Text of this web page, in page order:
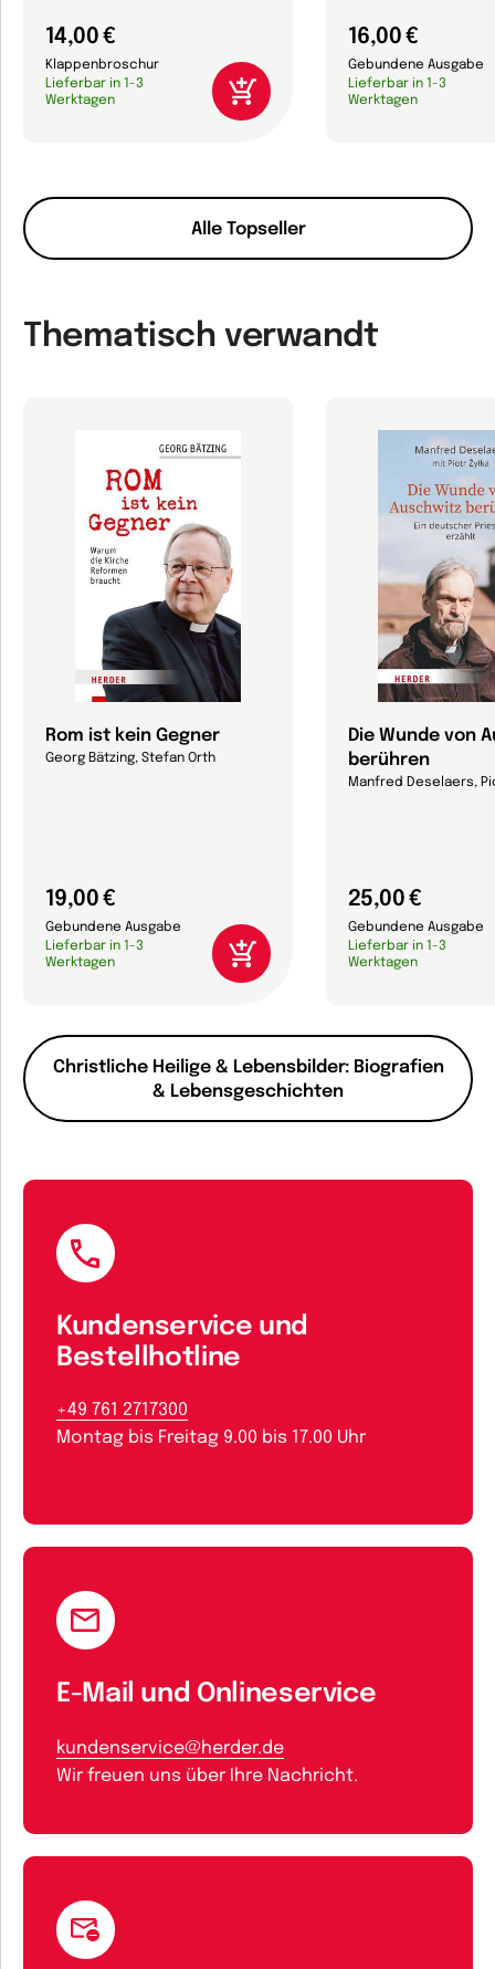
Alle Topseller
14,00 €
Klappenbroschur
Lieferbar in 1-3
Werktagen
16,00 €
Gebundene Ausgabe
Lieferbar in 1-3
Werktagen
Thematisch verwandt
Christliche Heilige & Lebensbilder: Biografien
& Lebensgeschichten
Rom ist kein Gegner
Georg Bätzing, Stefan Orth
19,00 €
Gebundene Ausgabe
Lieferbar in 1-3
Werktagen
Die Wunde von
berühren
Manfred Deselaers,
25,00 €
Gebundene Ausgabe
Lieferbar in 1-3
Werktagen
Kundenservice und
Bestellhotline
+49 761 2717300
Montag bis Freitag 9.00 bis 17.00 Uhr
E-Mail und Onlineservice
kundenservice@herder.de
Wir freuen uns über Ihre Nachricht.